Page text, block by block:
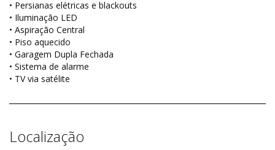
• Persianas elétricas e blackouts
• Iluminação LED
• Aspiração Central
• Piso aquecido
• Garagem Dupla Fechada
• Sistema de alarme
• TV via satélite
Localização